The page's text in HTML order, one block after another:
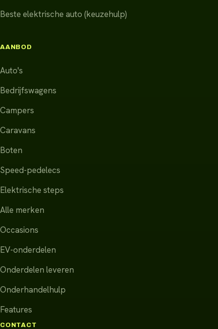
Beste elektrische auto (keuzehulp)
AANBOD
Auto's
Bedrijfswagens
Campers
Caravans
Boten
Speed-pedelecs
Elektrische steps
Alle merken
Occasions
EV-onderdelen
Onderdelen leveren
Onderhandelhulp
Features
CONTACT